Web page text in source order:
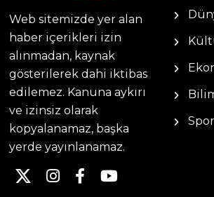
Web sitemizde yer alan
haber içerikleri izin
alınmadan, kaynak
gösterilerek dahi iktibas
edilemez. Kanuna aykırı
ve izinsiz olarak
kopyalanamaz, başka
yerde yayınlanamaz.
Spor